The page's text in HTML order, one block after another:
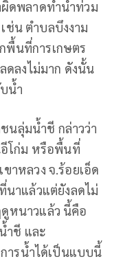
ดพลาดทำน้ำท่วม
ช่น ตำบลบึงงาม
พื้นที่การเกษตร
ดลงไม่มาก ดังนั้น
น้ำ
นลุ่มน้ำชี กล่าวว่า
โก่ม หรือพื้นที่
าหลวง จ.ร้อยเอ็ด
าแล้วแต่ยังลดไม่
หนาวแล้ว นี้คือ
ำชี และ
ารน้ำได้เป็นแบบนี้